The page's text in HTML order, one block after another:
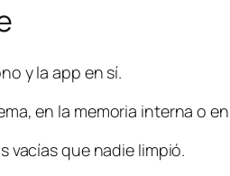
y la app en sí.
en la memoria interna o en
vacías que nadie limpió.